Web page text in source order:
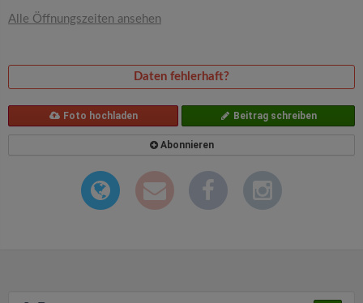
Alle Öffnungszeiten ansehen
Daten fehlerhaft?
Foto hochladen Beitrag schreiben
Abonnieren
n